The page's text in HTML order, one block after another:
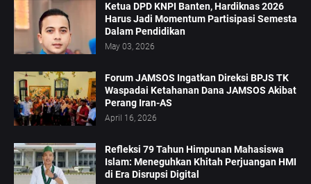
Ketua DPD KNPI Banten, Hardiknas 2026
Harus Jadi Momentum Partisipasi Semesta
Dalam Pendidikan
May 03, 2026
Forum JAMSOS Ingatkan Direksi BPJS TK
Waspadai Ketahanan Dana JAMSOS Akibat
Perang Iran-AS
April 16, 2026
Refleksi 79 Tahun Himpunan Mahasiswa
Islam: Meneguhkan Khitah Perjuangan HMI
di Era Disrupsi Digital